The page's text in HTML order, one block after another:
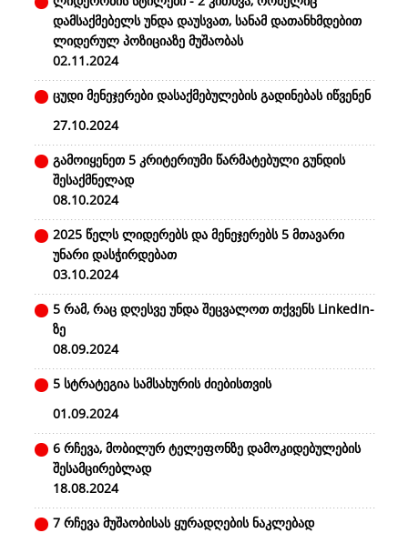
დამსაქმებელს უნდა დაუსვათ, სანამ დათანხმდებით
ლიდერულ პოზიციაზე მუშაობას
02.11.2024
ცუდი მენეჯერები დასაქმებულების გადინებას იწვენენ
27.10.2024
გამოიყენეთ 5 კრიტერიუმი წარმატებული გუნდის
შესაქმნელად
08.10.2024
2025 წელს ლიდერებს და მენეჯერებს 5 მთავარი
უნარი დასჭირდებათ
03.10.2024
5 რამ, რაც დღესვე უნდა შეცვალოთ თქვენს LinkedIn-
ზე
08.09.2024
5 სტრატეგია სამსახურის ძიებისთვის
01.09.2024
6 რჩევა, მობილურ ტელეფონზე დამოკიდებულების
შესამცირებლად
18.08.2024
7 რჩევა მუშაობისას ყურადღების ნაკლებად